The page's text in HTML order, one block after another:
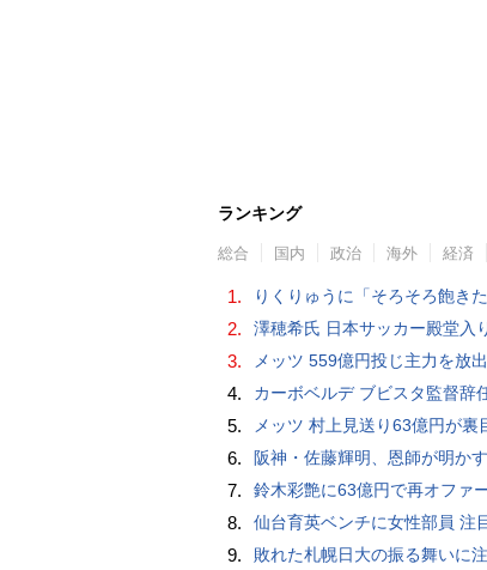
ランキング
総合 国内 政治 海外 経済
1. りくりゅうに「そろそろ飽きた
2. 澤穂希氏 日本サッカー殿堂入
3. メッツ 559億円投じ主力を放出
4. カーボベルデ ブビスタ監督辞
5. メッツ 村上見送り63億円が裏
6. 阪神・佐藤輝明、恩師が明かす「バント拒否でホームラン」の
7. 鈴木彩艶に63億円で再オファ
8. 仙台育英ベンチに女性部員 注
9. 敗れた札幌日大の振る舞いに